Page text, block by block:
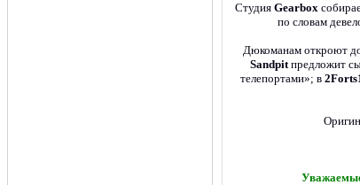
Студия Gearbox
по словам
Дюкоманам откроют
Sandpitпредложит
телепортами»; в
Уважаемые